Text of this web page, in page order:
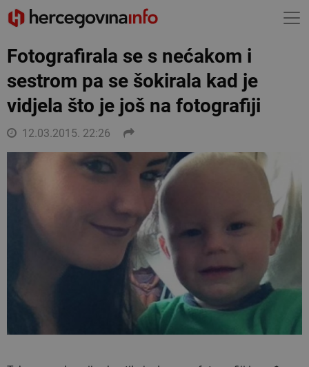
Fotografirala se s nećakom i
sestrom pa se šokirala kad je
vidjela što je još na fotografiji
12.03.2015. 22:26